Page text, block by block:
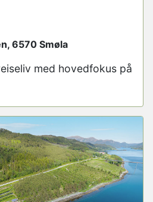
6570 Smøla
med hovedfokus på